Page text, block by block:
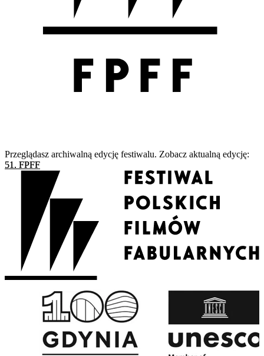
Przeglądasz archiwalną edycję festiwalu. Zobacz aktualną edycję:
51. FPFF